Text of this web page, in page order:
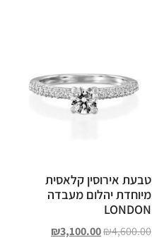
טבעת אירוסין קלאסית
מיוחדת יהלום מעבדה
LONDON
₪4,600.00
₪3,100.00